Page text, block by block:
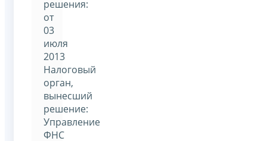
решения:
от
03
июля
2013
Налоговый
орган,
вынесший
решение:
Управление
ФНС